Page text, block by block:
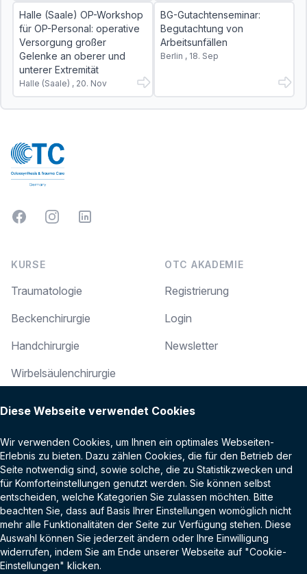
Halle (Saale) OP-Workshop
für OP-Personal: operative
Versorgung großer
Gelenke an oberer und
unterer Extremität
Halle (Saale) , 20. Nov
BG-Gutachtenseminar:
Begutachtung von
Arbeitsunfällen
Berlin , 18. Sep
FacebookInstagramLinkedIn
KURSE
Traumatologie
Beckenchirurgie
Handchirurgie
Wirbelsäulenchirurgie
Alterstraumatologie
Kindertraumatologie
Fußchirurgie
Ellenbogenchirurgie
Orthopädie
OTC AKADEMIE
Registrierung
Login
Newsletter
Datenschutz
AGB
Kontakt
Diese Webseite verwendet Cookies
Wir verwenden Cookies, um Ihnen ein optimales Webseiten-
Erlebnis zu bieten. Dazu zählen Cookies, die für den Betrieb der
Seite notwendig sind, sowie solche, die zu Statistikzwecken und
für Komforteinstellungen genutzt werden. Sie können selbst
entscheiden, welche Kategorien Sie zulassen möchten. Bitte
beachten Sie, dass auf Basis Ihrer Einstellungen womöglich nicht
mehr alle Funktionalitäten der Seite zur Verfügung stehen. Diese
Auswahl können Sie jederzeit ändern oder Ihre Einwilligung
widerrufen, indem Sie am Ende unserer Webseite auf "Cookie-
Einstellungen" klicken.